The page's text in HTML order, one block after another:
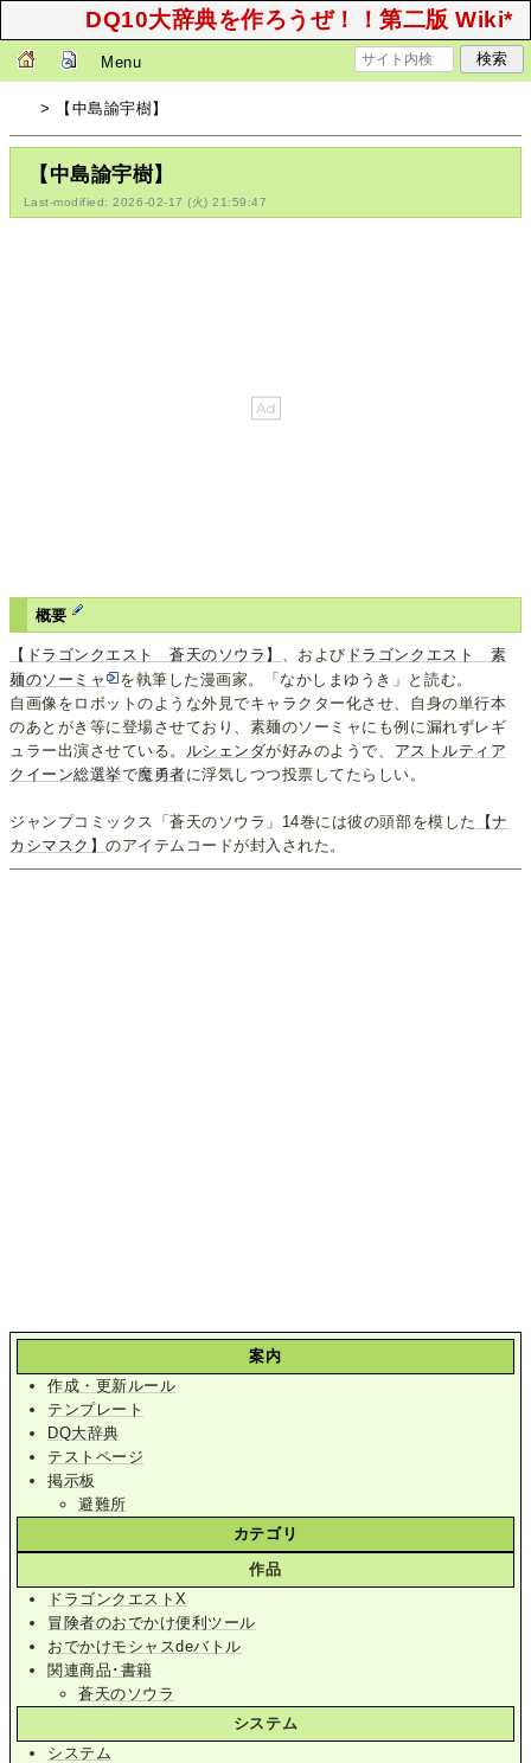
DQ10大辞典を作ろうぜ！！第二版 Wiki*
Menu
> 【中島諭宇樹】
【中島諭宇樹】
Last-modified: 2026-02-17 (火) 21:59:47
概要
【ドラゴンクエスト 蒼天のソウラ】 、および ドラゴンクエスト 素
麺のソーミャ
を執筆した漫画家。「なかしまゆうき」と読む。
自画像をロボットのような外見でキャラクター化させ、自身の単行本
のあとがき等に登場させており、素麺のソーミャにも例に漏れずレギ
ュラー出演させている。
ルシェンダが好みのようで、 アストルティア
クイーン総選挙で魔勇者に浮気しつつ投票してたらしい。
ジャンプコミックス「蒼天のソウラ」14巻には彼の頭部を模した
【ナ
カシマスク】のアイテムコードが封入された。
案内
作成・更新ルール
テンプレート
DQ大辞典
テストページ
掲示板
避難所
カテゴリ
作品
ドラゴンクエストX
冒険者のおでかけ便利ツール
おでかけモシャスdeバトル
関連商品･書籍
蒼天のソウラ
システム
システム